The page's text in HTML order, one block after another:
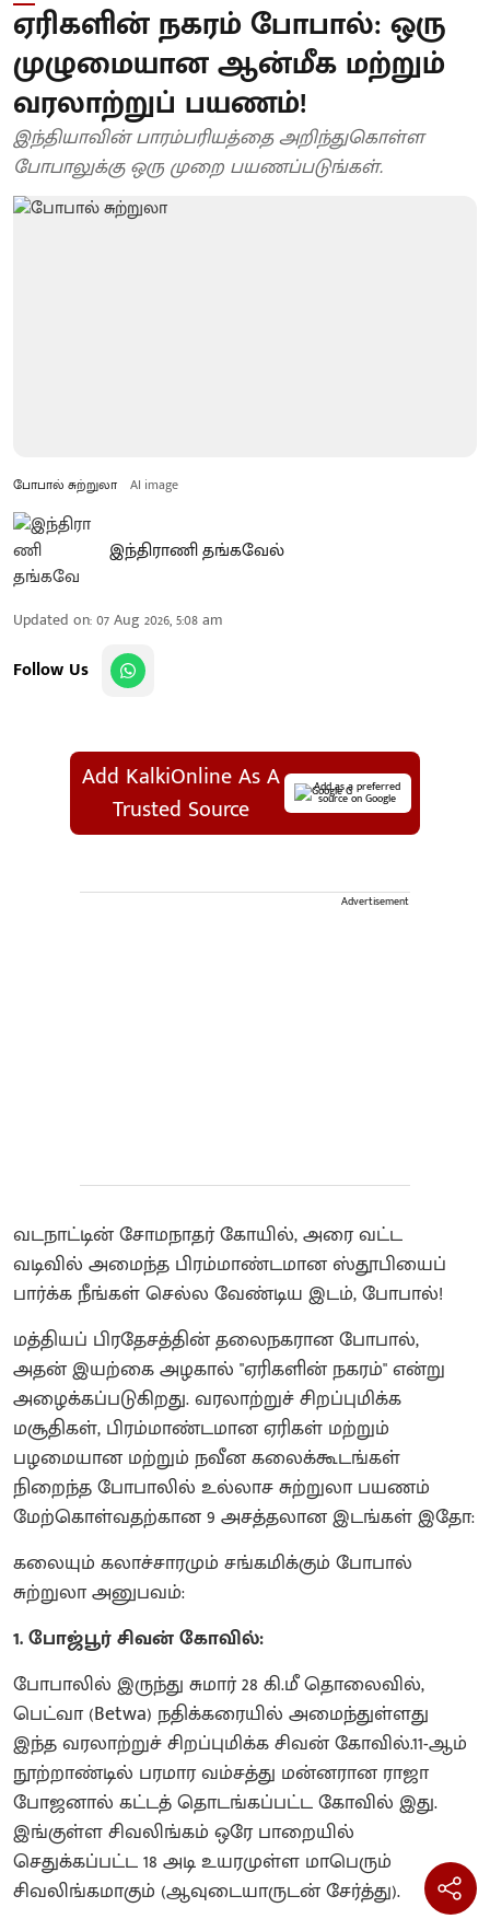
ஏரிகளின் நகரம் போபால்: ஒரு
முழுமையான ஆன்மீக மற்றும்
வரலாற்றுப் பயணம்!
இந்தியாவின் பாரம்பரியத்தை அறிந்துகொள்ள
போபாலுக்கு ஒரு முறை பயணப்படுங்கள்.
போபால் சுற்றுலா AI image
இந்திராணி தங்கவேல்
Updated on:07 Aug 2026, 5:08 am
Follow Us
Add KalkiOnline As A
Trusted Source
Add as a preferred
source on Google
Advertisement
வடநாட்டின் சோமநாதர் கோயில், அரை வட்ட
வடிவில் அமைந்த பிரம்மாண்டமான ஸ்தூபியைப்
பார்க்க நீங்கள் செல்ல வேண்டிய இடம், போபால்!
மத்தியப் பிரதேசத்தின் தலைநகரான போபால்,
அதன் இயற்கை அழகால் "ஏரிகளின் நகரம்" என்று
அழைக்கப்படுகிறது. வரலாற்றுச் சிறப்புமிக்க
மசூதிகள், பிரம்மாண்டமான ஏரிகள் மற்றும்
பழமையான மற்றும் நவீன கலைக்கூடங்கள்
நிறைந்த போபாலில் உல்லாச சுற்றுலா பயணம்
மேற்கொள்வதற்கான 9 அசத்தலான இடங்கள் இதோ:
கலையும் கலாச்சாரமும் சங்கமிக்கும் போபால்
சுற்றுலா அனுபவம்:
1. போஜ்பூர் சிவன் கோவில்:
போபாலில் இருந்து சுமார் 28 கி.மீ தொலைவில்,
பெட்வா (Betwa) நதிக்கரையில் அமைந்துள்ளது
இந்த வரலாற்றுச் சிறப்புமிக்க சிவன் கோவில்.11-ஆம்
நூற்றாண்டில் பரமார வம்சத்து மன்னரான ராஜா
போஜனால் கட்டத் தொடங்கப்பட்ட கோவில் இது.
இங்குள்ள சிவலிங்கம் ஒரே பாறையில்
செதுக்கப்பட்ட 18 அடி உயரமுள்ள மாபெரும்
சிவலிங்கமாகும் (ஆவுடையாருடன் சேர்த்து).